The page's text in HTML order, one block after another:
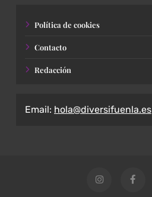
Política de cookies
Contacto
Redacción
Email: hola@diversifuenla.es